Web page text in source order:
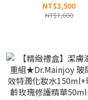
NT$3,500
NT$7,600